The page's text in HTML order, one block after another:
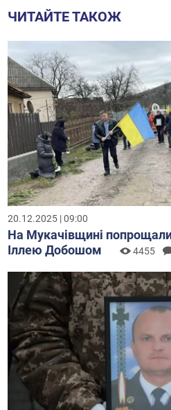
ЧИТАЙТЕ ТАКОЖ
20.12.2025 | 09:00
На Мукачівщині
Іллею Добошом
4455